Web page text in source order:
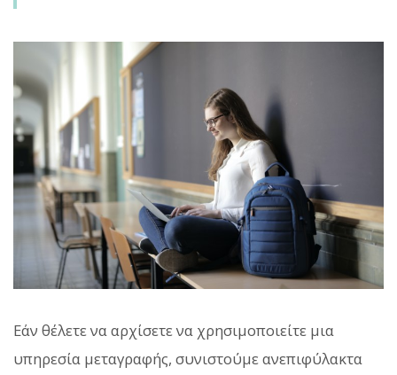
Εάν θέλετε να αρχίσετε να χρησιμοποιείτε μια
υπηρεσία μεταγραφής, συνιστούμε ανεπιφύλακτα